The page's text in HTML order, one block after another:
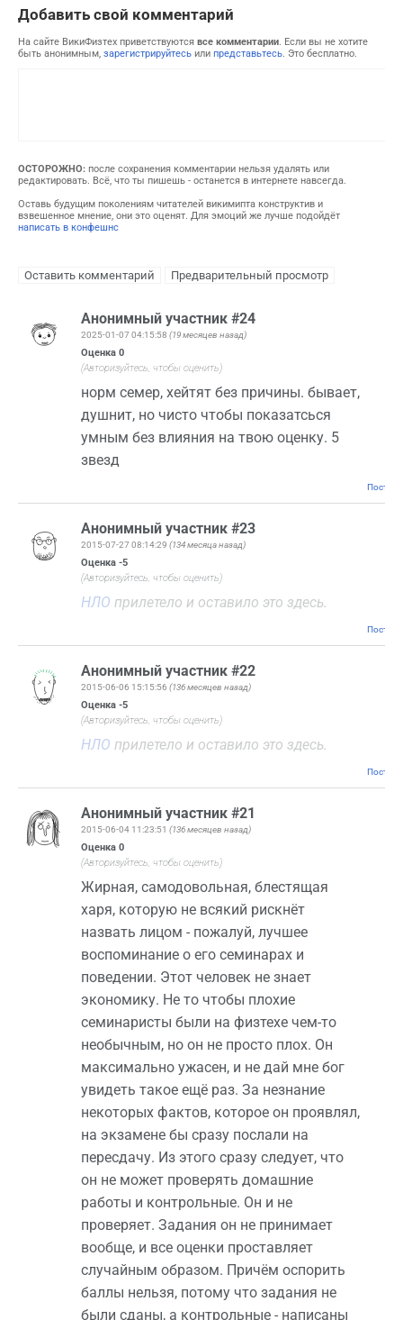
Добавить свой комментарий
На сайте ВикиФизтех приветствуются все комментарии . Если вы не хотите
быть анонимным, зарегистрируйтесь или представьтесь . Это бесплатно.
ОСТОРОЖНО: после сохранения комментарии нельзя удалять или
редактировать. Всё, что ты пишешь - останется в интернете навсегда.
Оставь будущим поколениям читателей викимипта конструктив и
взвешенное мнение, они это оценят. Для эмоций же лучше подойдёт
написать в конфешнс
Анонимный участник #24
2025-01-07 04:15:58 (19 месяцев назад)
Оценка 0
(Авторизуйтесь, чтобы оценить)
норм семер, хейтят без причины. бывает,
душнит, но чисто чтобы показатсься
умным без влияния на твою оценку. 5
звезд
Анонимный участник #23
2015-07-27 08:14:29 (134 месяца назад)
Оценка -5
(Авторизуйтесь, чтобы оценить)
НЛО прилетело и оставило это здесь.
Анонимный участник #22
2015-06-06 15:15:56 (136 месяцев назад)
Оценка -5
(Авторизуйтесь, чтобы оценить)
НЛО прилетело и оставило это здесь.
Анонимный участник #21
2015-06-04 11:23:51 (136 месяцев назад)
Оценка 0
(Авторизуйтесь, чтобы оценить)
Жирная, самодовольная, блестящая
харя, которую не всякий рискнёт
назвать лицом - пожалуй, лучшее
воспоминание о его семинарах и
поведении. Этот человек не знает
экономику. Не то чтобы плохие
семинаристы были на физтехе чем-то
необычным, но он не просто плох. Он
максимально ужасен, и не дай мне бог
увидеть такое ещё раз. За незнание
некоторых фактов, которое он проявлял,
на экзамене бы сразу послали на
пересдачу. Из этого сразу следует, что
он не может проверять домашние
работы и контрольные. Он и не
проверяет. Задания он не принимает
вообще, и все оценки проставляет
случайным образом. Причём оспорить
баллы нельзя, потому что задания не
были сданы, а контрольные - написаны